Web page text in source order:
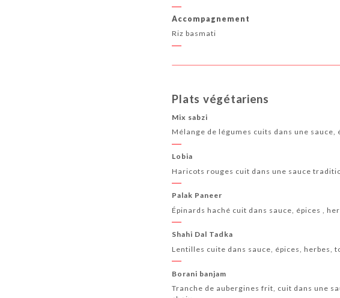
Accompagnement
Riz basmati
Plats végétariens
Mix sabzi
Mélange de légumes cuits dans une
Lobia
Haricots rouges cuit dans une sauce
Palak Paneer
Épinards haché cuit dans sauce, épices ,
Shahi Dal Tadka
Lentilles cuite dans sauce, épices, herbes,
Borani banjam
Tranche de aubergines frit, cuit dans une